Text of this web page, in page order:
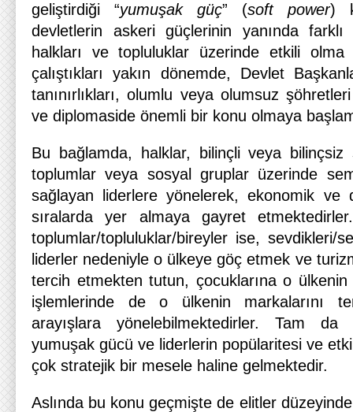
geliştirdiği “yumuşak güç” (soft power)
devletlerin askeri güçlerinin yanında
halkları ve topluluklar üzerinde etkili olma
çalıştıkları yakın dönemde, Devlet
tanınırlıkları, olumlu veya olumsuz
ve diplomaside önemli bir konu olmaya
Bu bağlamda, halklar, bilinçli veya bilinçsiz
toplumlar veya sosyal gruplar üzerinde
sağlayan liderlere yönelerek, ekonomik ve
sıralarda yer almaya gayret
toplumlar/topluluklar/bireyler ise, sevdikleri/
liderler nedeniyle o ülkeye göç etmek ve
tercih etmekten tutun, çocuklarına o
işlemlerinde de o ülkenin markalarını
arayışlara yönelebilmektedirler. Tam
yumuşak gücü ve liderlerin popülaritesi ve etki
çok stratejik bir mesele haline gelmektedir.
Aslında bu konu geçmişte de elitler